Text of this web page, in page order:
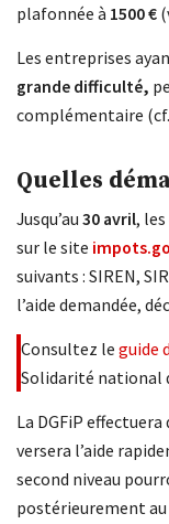
plafonnée à 1500 €
Les entreprises
grande difficulté,
complémentaire (cf.
Quelles
Jusqu’au 30 avril,
sur le site
suivants : SIREN,
l’aide demandée,
Consultez leguide
Solidarité national
La DGFiP
versera l’aide
second niveau
postérieurement au